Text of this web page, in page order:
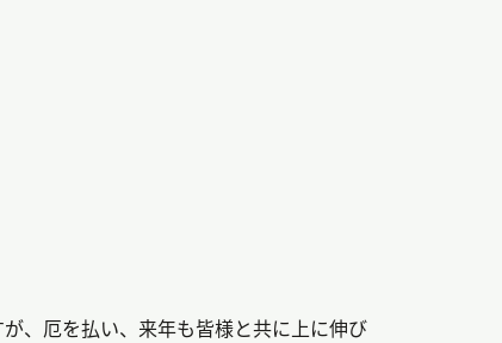
、厄を払い、来年も皆様と共に上に伸び